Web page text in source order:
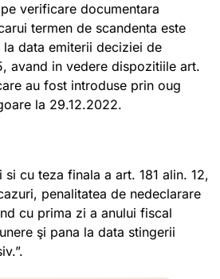
verificare documentara
termen de scandenta este
data emiterii deciziei de
avand in vedere dispozitiile art.
au fost introduse prin oug
la 29.12.2022.
cu teza finala a art. 181 alin. 12,
penalitatea de nedeclarare
cu prima zi a anului fiscal
şi pana la data stingerii